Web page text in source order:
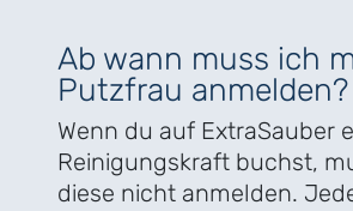
Ab wann muss ich
Putzfrau anmelden?
Wenn du auf ExtraSauber
Reinigungskraft buchst,
diese nicht anmelden.